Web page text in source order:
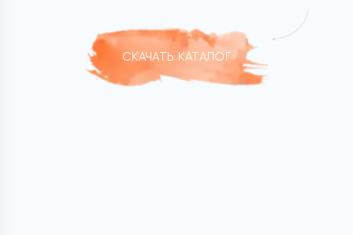
СКАЧАТЬ КАТАЛОГ